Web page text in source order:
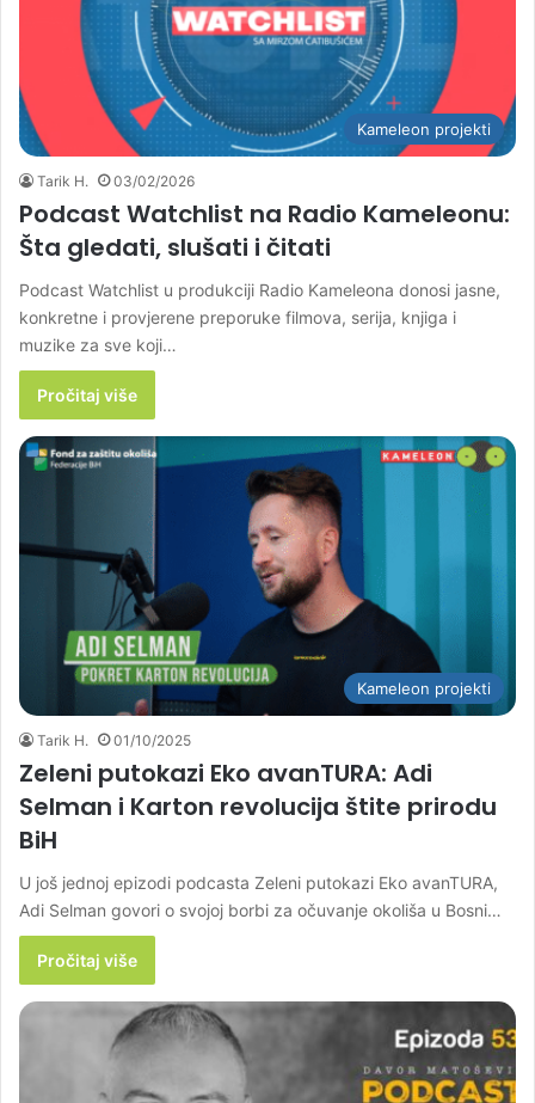
Kameleon projekti
Tarik H. 03/02/2026
Podcast Watchlist na Radio Kameleonu:
Šta gledati, slušati i čitati
Podcast Watchlist u produkciji Radio Kameleona donosi jasne,
konkretne i provjerene preporuke filmova, serija, knjiga i
muzike za sve koji…
Pročitaj više
Kameleon projekti
Tarik H. 01/10/2025
Zeleni putokazi Eko avanTURA: Adi
Selman i Karton revolucija štite prirodu
BiH
U još jednoj epizodi podcasta Zeleni putokazi Eko avanTURA,
Adi Selman govori o svojoj borbi za očuvanje okoliša u Bosni…
Pročitaj više